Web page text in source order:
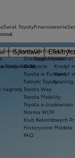
Sportowe
Professional
Szkód
nagrody
Świat Toyoty
Świat Toyoty
Dlaczego Toyota?
O Toyocie
Toyota w Europie
Fabryki Toyoty
Toyota Way
Toyota Mobility
Toyota a środowisko
Norma WLTP
Klub Rekordowych
Historyczne Modele
FAQ
Finansowanie
Oferta dla firm
Toyota Financial
Kredyt
Kredyt
Leasing